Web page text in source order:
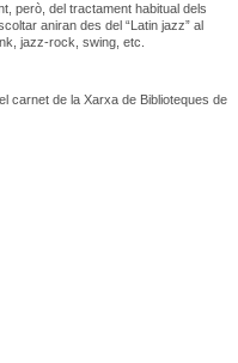
però, del tractament habitual dels
aniran des del “Latin jazz” al
jazz-rock, swing, etc.
carnet de la Xarxa de Biblioteques de